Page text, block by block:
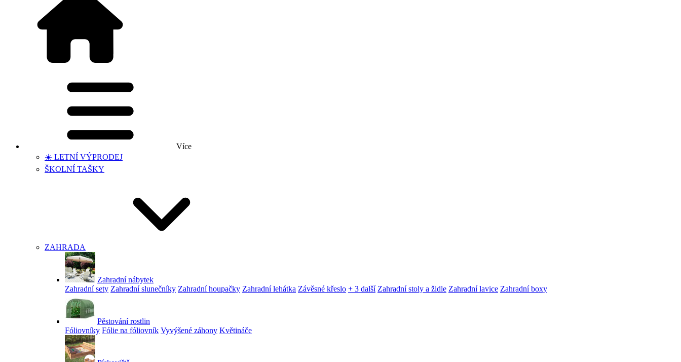
Více
☀️ LETNÍ VÝPRODEJ
ŠKOLNÍ TAŠKY
ZAHRADA
Zahradní nábytek
Zahradní sety Zahradní slunečníky Zahradní houpačky Zahradní lehátka Závěsné křeslo + 3 další Zahradní stoly a židle Zahradní lavice Zahradní boxy
Pěstování rostlin
Fóliovníky Fólie na fóliovník Vyvýšené záhony Květináče